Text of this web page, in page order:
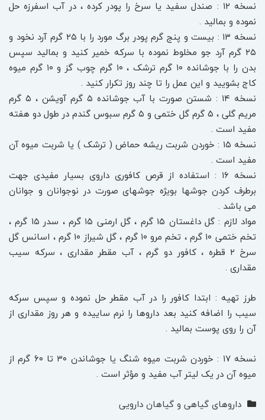
نسخه ۱۲ : صندل سفید یا سرخ را پودر کرده ، در آب اسفرزه حل
نموده و بمالید .
نسخه ۱۳ : بیست و پنج گرم پودر برگ مورد را با ۲۵ گرم آرد نخود و
۲۵ گرم آرد جو مخلوط نموده با سرکه خمیر کنید و بمالید سپس
بدن را با جوشانده ۱۰ گرم ترشک ، ۱۰ گرم چوب گز و ۱۰ گرم میوه
کاج بشویید و این عمل را تا چند روز تکرار کنید .
نسخه ۱۴ : شستن صورت با آب جوشانده ۵ گرم آویشن ، ۵ گرم
مریم گلی ، ۵ گرم گل ختمی و ۵ گرم سبوس گندم در طول دو هفته
مفید است .
نسخه ۱۵ : خوردن شربت ریشه حماض ( ترشک ) یا شربت میوه آن
مفید است .
نسخه ۱۶ : استفاده از قرص کافوری داروی بسیار مفیدی جهت
برطرف کردن جوشها بویژه جوشهای صورت در نوجوانان و جوانان
می باشد .
مواد لازم : گل داغستان ۱۵ گرم ، گل ارمنی ۱۵ گرم ، سدر ۱۵ گرم ،
تخم ختمی ۱۰ گرم ، تخم مرو ۱۰ گرم ، گل شیراز ۱۰ گرم ، اسانس گل
سرخ ۲ قطره ، کافور دو گرم ، آب مقطر مقداری ، سرکه سیب
مقداری .
طرز تهیه : ابتدا کافور را در آب مقطر حل نموده و سپس سرکه
سیب را اضافه کنید بعد داروها را نرم ساییده و هر روز مقداری از
آن را روی پوست بمالید .
نسخه ۱۷ : خوردن شربت میوه شنگ یا جوشاندن ۳۰ تا ۶۰ گرم از
میوه آن در یک لیتر آب مفید و مؤثر است .
داروهای گیاهی و گیاهان دارویی